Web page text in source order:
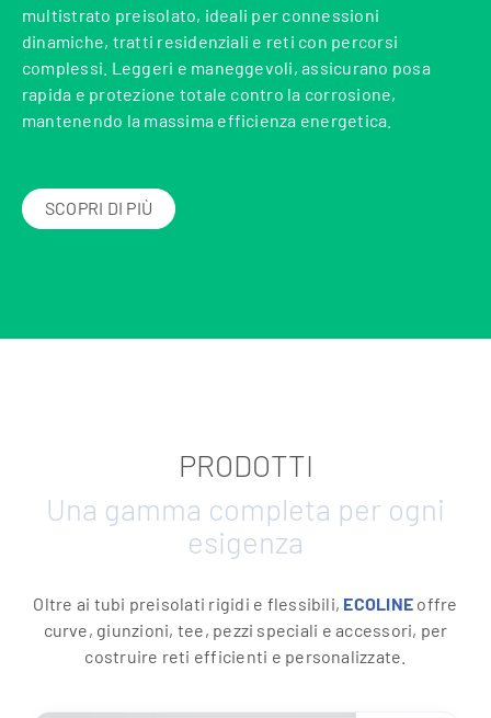
multistrato preisolato, ideali per connessioni
dinamiche, tratti residenziali e reti con percorsi
complessi. Leggeri e maneggevoli, assicurano posa
rapida e protezione totale contro la corrosione,
mantenendo la massima efficienza energetica.
SCOPRI DI PIÙ
PRODOTTI
Una gamma completa per ogni
esigenza
Oltre ai tubi preisolati rigidi e flessibili, ECOLINE offre
curve, giunzioni, tee, pezzi speciali e accessori, per
costruire reti efficienti e personalizzate.